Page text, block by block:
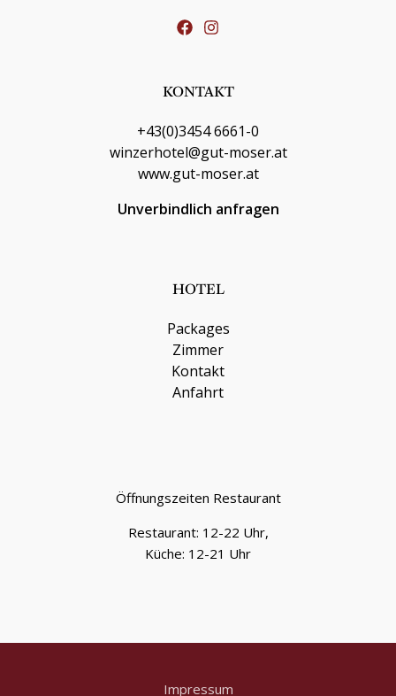
KONTAKT
+43(0)3454 6661-0
winzerhotel@gut-moser.at
www.gut-moser.at
Unverbindlich anfragen
HOTEL
Packages
Zimmer
Kontakt
Anfahrt
Öffnungszeiten Restaurant
Restaurant: 12-22 Uhr,
Küche: 12-21 Uhr
Impressum